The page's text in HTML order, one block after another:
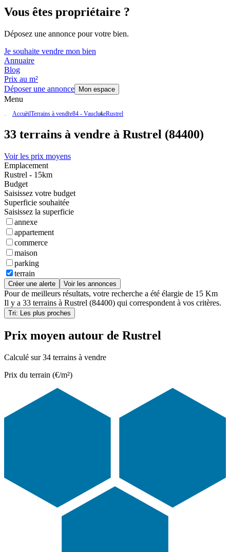
Vous êtes propriétaire ?
Déposez une annonce pour votre bien.
Je souhaite vendre mon bien
Annuaire
Blog
Prix au m²
Déposer une annonce
Mon espace
Menu
AccueilTerrains à vendre84 - VaucluseRustrel
33 terrains à vendre à Rustrel (84400)
Voir les prix moyens
Emplacement
Rustrel - 15km
Budget
Saisissez votre budget
Superficie souhaitée
Saisissez la superficie
annexe
appartement
commerce
maison
parking
terrain
Créer une alerte Voir les annonces
Pour de meilleurs résultats, votre recherche a été élargie de 15 Km
Il y a 33 terrains à Rustrel (84400) qui correspondent à vos critères.
Tri: Les plus proches
Prix moyen autour de Rustrel
Calculé sur 34 terrains à vendre
Prix du terrain (€/m²)